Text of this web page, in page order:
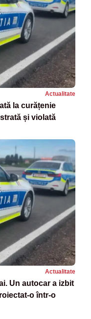
Actualitate
la curățenie
și violată
Actualitate
Un autocar a izbit
o într-o